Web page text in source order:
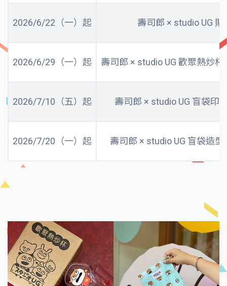
2026/6/22（一）起 壽司郎 × studio UG 貼
2026/6/29（一）起 壽司郎 × studio UG 歡聚熱炒
2026/7/10（五）起 壽司郎 × studio UG 盲袋印
2026/7/20（一）起 壽司郎 × studio UG 盲袋造